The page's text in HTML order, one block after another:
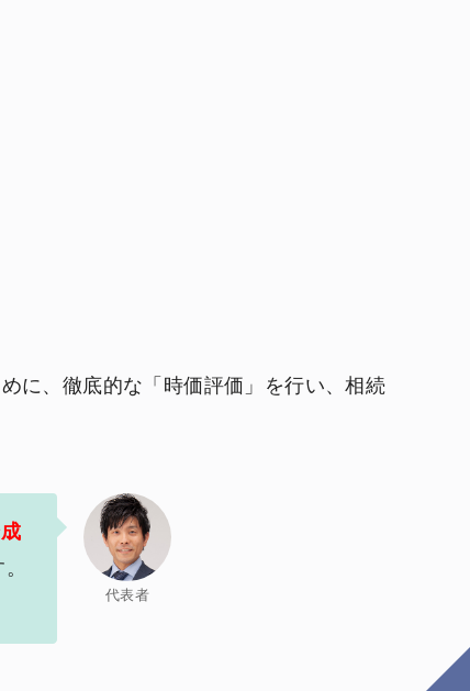
に、徹底的な「時価評価」を行い、相続
代表者